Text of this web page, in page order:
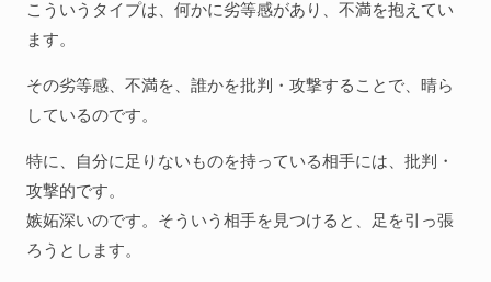
こういうタイプは、何かに劣等感があり、不満を抱えてい
ます。
その劣等感、不満を、誰かを批判・攻撃することで、晴ら
しているのです。
特に、自分に足りないものを持っている相手には、批判・
攻撃的です。
嫉妬深いのです。そういう相手を見つけると、足を引っ張
ろうとします。